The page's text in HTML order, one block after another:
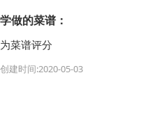
学做的菜谱：
为菜谱评分
创建时间:2020-05-03